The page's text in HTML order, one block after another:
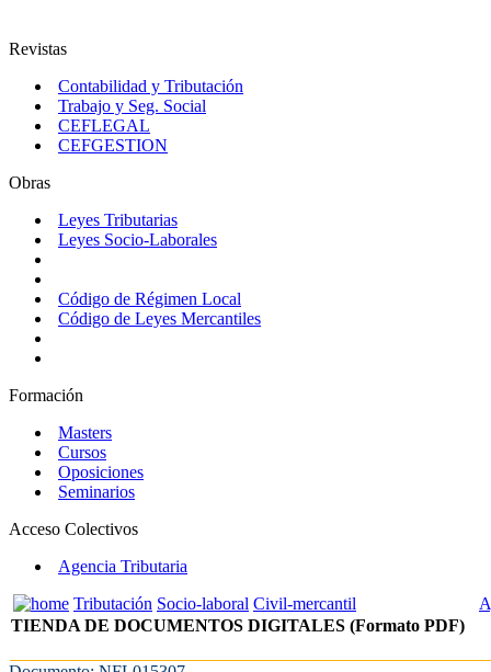
Revistas
Contabilidad y Tributación
Trabajo y Seg. Social
CEFLEGAL
CEFGESTION
Obras
Leyes Tributarias
Leyes Socio-Laborales
Código de Régimen Local
Código de Leyes Mercantiles
Formación
Masters
Cursos
Oposiciones
Seminarios
Acceso Colectivos
Agencia Tributaria
Tributación Socio-laboral Civil-mercantil
TIENDA DE DOCUMENTOS DIGITALES (Formato PDF)